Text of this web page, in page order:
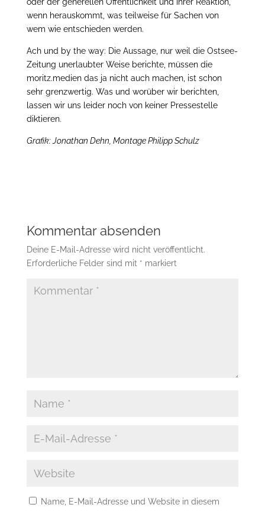
wenn herauskommt, was teilweise für Sachen von
wem wie entschieden werden.
Ach und by the way: Die Aussage, nur weil die Ostsee-
Zeitung unerlaubter Weise berichte, müssen die
moritz.medien das ja nicht auch machen, ist schon
sehr grenzwertig. Was und worüber wir berichten,
lassen wir uns leider noch von keiner Pressestelle
diktieren.
Grafik: Jonathan Dehn, Montage Philipp Schulz
Kommentar absenden
Deine E-Mail-Adresse wird nicht veröffentlicht.
Erforderliche Felder sind mit * markiert
Name, E-Mail-Adresse und Website in diesem